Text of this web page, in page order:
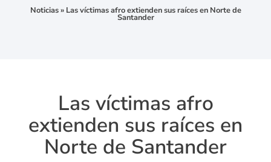
Noticias» Las víctimas afro extienden sus raíces en Norte de
Santander
Las víctimas afro
extienden sus raíces en
Norte de Santander